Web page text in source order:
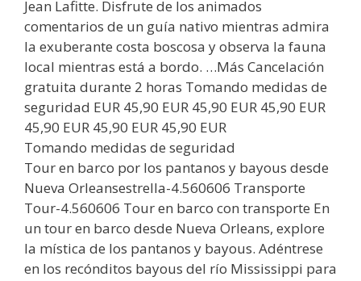
Jean Lafitte. Disfrute de los animados
comentarios de un guía nativo mientras admira
la exuberante costa boscosa y observa la fauna
local mientras está a bordo. …Más Cancelación
gratuita durante 2 horas Tomando medidas de
seguridad EUR 45,90 EUR 45,90 EUR 45,90 EUR
45,90 EUR 45,90 EUR 45,90 EUR
Tomando medidas de seguridad
Tour en barco por los pantanos y bayous desde
Nueva Orleansestrella-4.560606 Transporte
Tour-4.560606 Tour en barco con transporte En
un tour en barco desde Nueva Orleans, explore
la mística de los pantanos y bayous. Adéntrese
en los recónditos bayous del río Mississippi para